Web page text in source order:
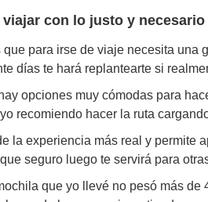
viajar con lo justo y necesario
que para irse de viaje necesita una
días te hará replantearte si
opciones muy cómodas para
recomiendo hacer la ruta
la experiencia más real y permite
seguro luego te servirá para
que yo llevé no pesó más